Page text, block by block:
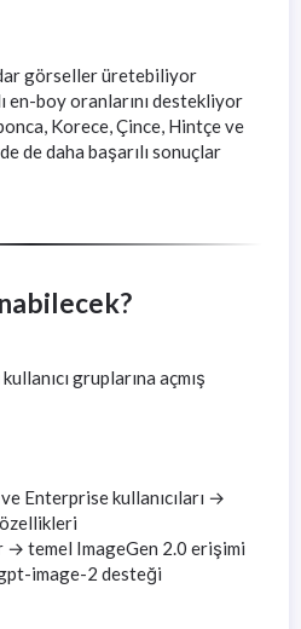
görseller üretebiliyor
en-boy oranlarını destekliyor
Korece, Çince, Hintçe ve
de daha başarılı sonuçlar
gruplarına açmış
Enterprise kullanıcıları →
→ temel ImageGen 2.0 erişimi
image-2 desteği